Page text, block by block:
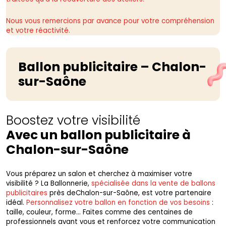
Nous vous remercions par avance pour votre compréhension
et votre réactivité.
Ballon publicitaire – Chalon-
sur-Saône
Boostez votre visibilité
Avec un ballon publicitaire à
Chalon-sur-Saône
Vous préparez un salon et cherchez à maximiser votre
visibilité ? La Ballonnerie, spécialisée dans la vente de ballons
publicitaires près deChalon-sur-Saône, est votre partenaire
idéal. Personnalisez votre ballon en fonction de vos besoins :
taille, couleur, forme… Faites comme des centaines de
professionnels avant vous et renforcez votre communication